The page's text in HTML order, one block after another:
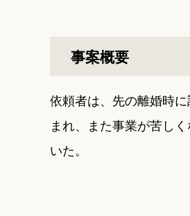
事案概要
依頼者は、先の離婚時
まれ、また事業が苦し
いた。